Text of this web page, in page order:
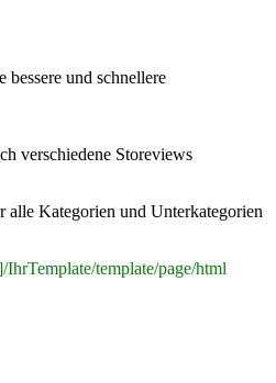
und schnellere
verschiedene Storeviews
Kategorien und Unterkategorien
template/page/html